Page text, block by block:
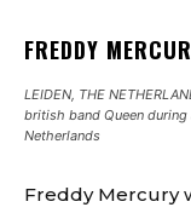
FREDDY
LEIDEN, THE
british band Queen
Netherlands
Freddy Mercury